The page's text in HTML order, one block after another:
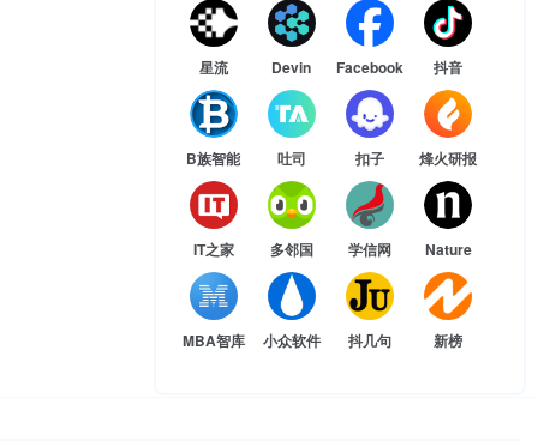
星流 Devin Facebook 抖音
B族智能 吐司 扣子 烽火研报
IT之家 多邻国 学信网 Nature
MBA智库 小众软件 抖几句 新榜